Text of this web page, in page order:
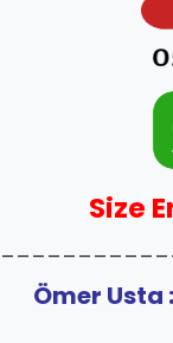
Size
Ömer Usta :